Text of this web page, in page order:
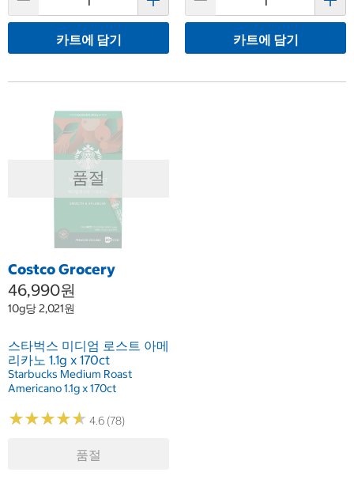
카트에 담기 카트에 담기
품절
Costco Grocery
46,990원
10g당 2,021원
스타벅스 미디엄 로스트 아메
리카노 1.1g x 170ct
Starbucks Medium Roast
Americano 1.1g x 170ct
★★★★★
★★★★★ 4.6 (78)
품절